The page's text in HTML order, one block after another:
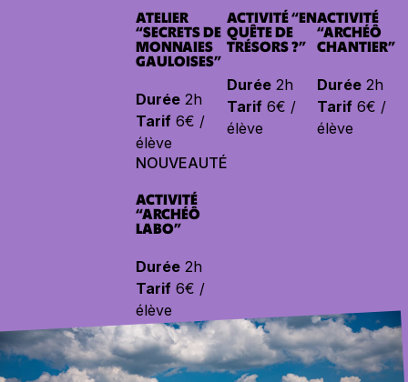
ATELIER
“SECRETS DE
MONNAIES
GAULOISES”
Durée 2h
Tarif 6€ /
élève
ACTIVITÉ “EN
QUÊTE DE
TRÉSORS ?”
Durée2h
Tarif6€ /
élève
ACTIVITÉ
“ARCHÉÔ
CHANTIER”
Durée 2h
Tarif 6€ /
élève
NOUVEAUTÉ
ACTIVITÉ
“ARCHÉÔ
LABO”
Durée 2h
Tarif 6€ /
élève